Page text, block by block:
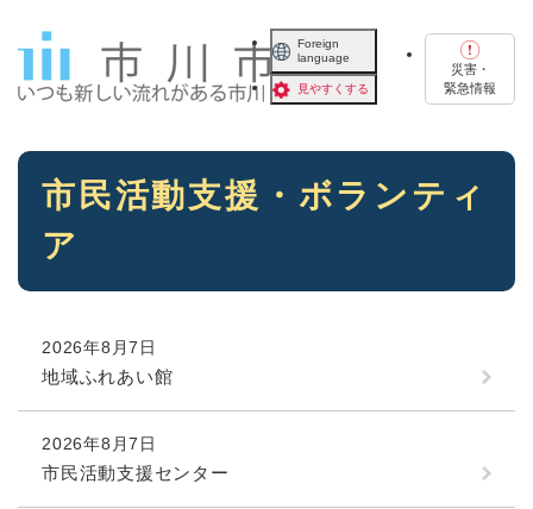
Foreign
language
見やすくする
災害・
緊急情報
本
市民活動支援・ボランティ
ア
2026年8月7日
地域ふれあい館
2026年8月7日
市民活動支援センター